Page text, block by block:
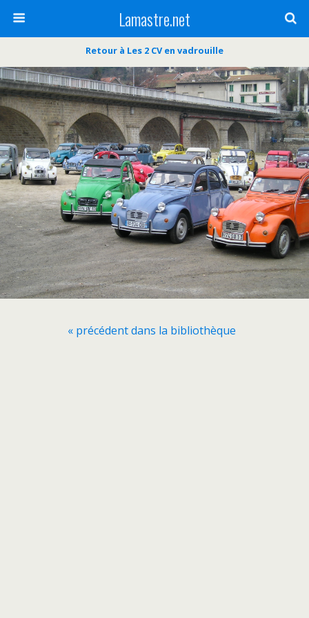
Lamastre.net
Retour à Les 2 CV en vadrouille
« précédent dans la bibliothèque